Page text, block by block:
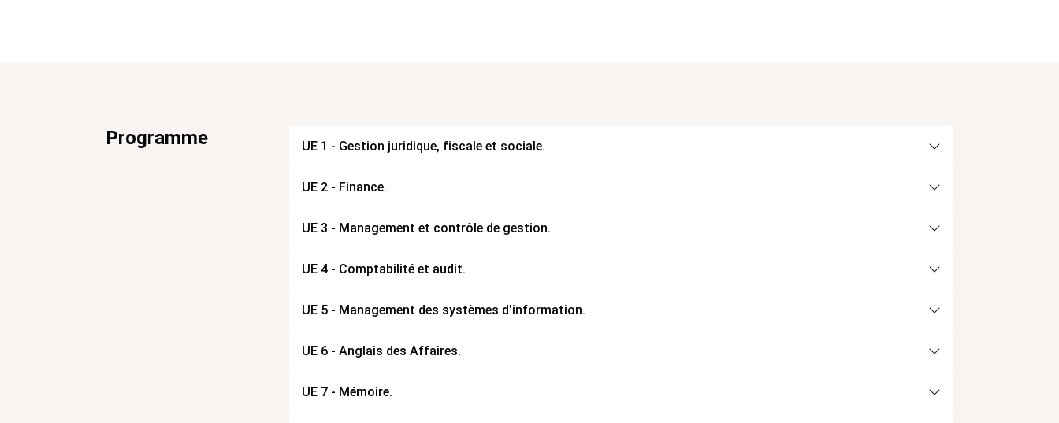
Programme UE 1 - Gestion juridique, fiscale et sociale.
UE 2 - Finance.
UE 3 - Management et contrôle de gestion.
UE 4 - Comptabilité et audit.
UE 5 - Management des systèmes d'information.
UE 6 - Anglais des Affaires.
UE 7 - Mémoire.